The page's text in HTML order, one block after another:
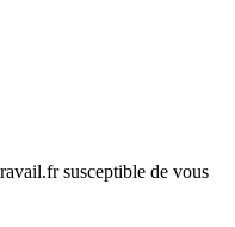
susceptible de vous